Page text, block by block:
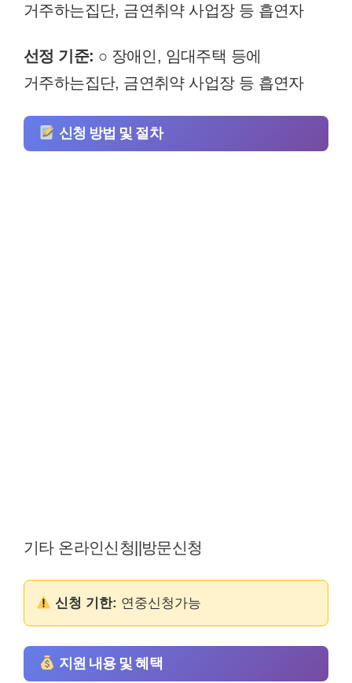
거주하는집단, 금연취약 사업장 등 흡연자
선정 기준: ○ 장애인, 임대주택 등에
거주하는집단, 금연취약 사업장 등 흡연자
신청 방법 및 절차
기타 온라인신청||방문신청
신청 기한: 연중신청가능
지원 내용 및 혜택